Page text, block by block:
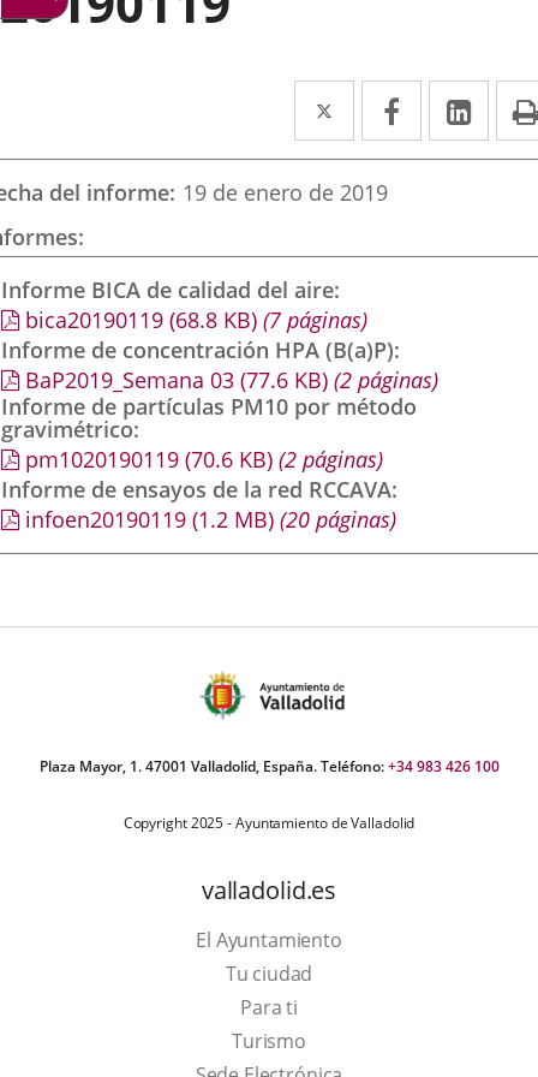
Twitter
Enlace
a
una
externa.
Facebook
Enlace
a
externa.
a
del informe 19 de enero de 2019
Informe BICA de calidad del aire
bica20190119 (68.8 KB) (7 páginas)
Informe de concentración HPA (B(a)P)
BaP2019_Semana 03 (77.6 KB) (2 páginas)
Informe de partículas PM10 por método
gravimétrico
pm1020190119 (70.6 KB) (2 páginas)
Informe de ensayos de la red RCCAVA
infoen20190119 (1.2 MB) (20 páginas)
Plaza Mayor, 1. 47001 Valladolid, España. Teléfono:+34 983 426 100
Copyright 2025 - Ayuntamiento de Valladolid
valladolid.es
El Ayuntamiento
Tu ciudad
Para ti
TurismoThis